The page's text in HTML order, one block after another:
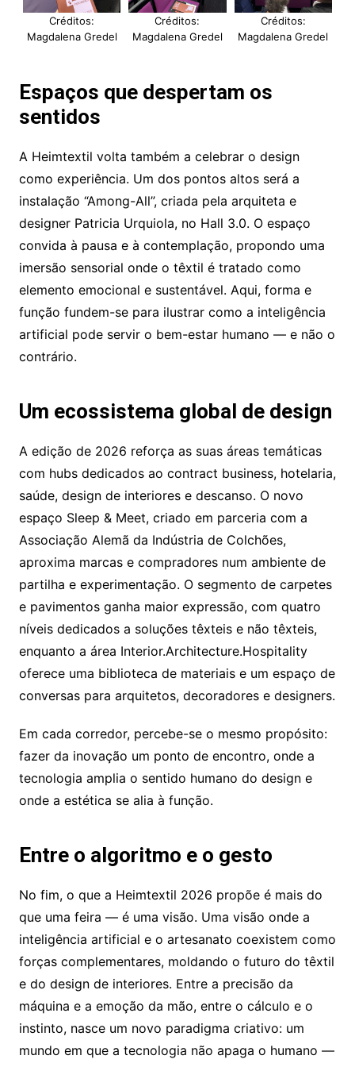
Créditos:
Magdalena Gredel
Créditos:
Magdalena Gredel
Créditos:
Magdalena Gredel
Espaços que despertam os
sentidos
A Heimtextil volta também a celebrar o design
como experiência. Um dos pontos altos será a
instalação “Among-All”, criada pela arquiteta e
designer Patricia Urquiola, no Hall 3.0. O espaço
convida à pausa e à contemplação, propondo uma
imersão sensorial onde o têxtil é tratado como
elemento emocional e sustentável. Aqui, forma e
função fundem-se para ilustrar como a inteligência
artificial pode servir o bem-estar humano — e não o
contrário.
Um ecossistema global de design
A edição de 2026 reforça as suas áreas temáticas
com hubs dedicados ao contract business, hotelaria,
saúde, design de interiores e descanso. O novo
espaço Sleep & Meet, criado em parceria com a
Associação Alemã da Indústria de Colchões,
aproxima marcas e compradores num ambiente de
partilha e experimentação. O segmento de carpetes
e pavimentos ganha maior expressão, com quatro
níveis dedicados a soluções têxteis e não têxteis,
enquanto a área Interior.Architecture.Hospitality
oferece uma biblioteca de materiais e um espaço de
conversas para arquitetos, decoradores e designers.
Em cada corredor, percebe-se o mesmo propósito:
fazer da inovação um ponto de encontro, onde a
tecnologia amplia o sentido humano do design e
onde a estética se alia à função.
Entre o algoritmo e o gesto
No fim, o que a Heimtextil 2026 propõe é mais do
que uma feira — é uma visão. Uma visão onde a
inteligência artificial e o artesanato coexistem como
forças complementares, moldando o futuro do têxtil
e do design de interiores. Entre a precisão da
máquina e a emoção da mão, entre o cálculo e o
instinto, nasce um novo paradigma criativo: um
mundo em que a tecnologia não apaga o humano —